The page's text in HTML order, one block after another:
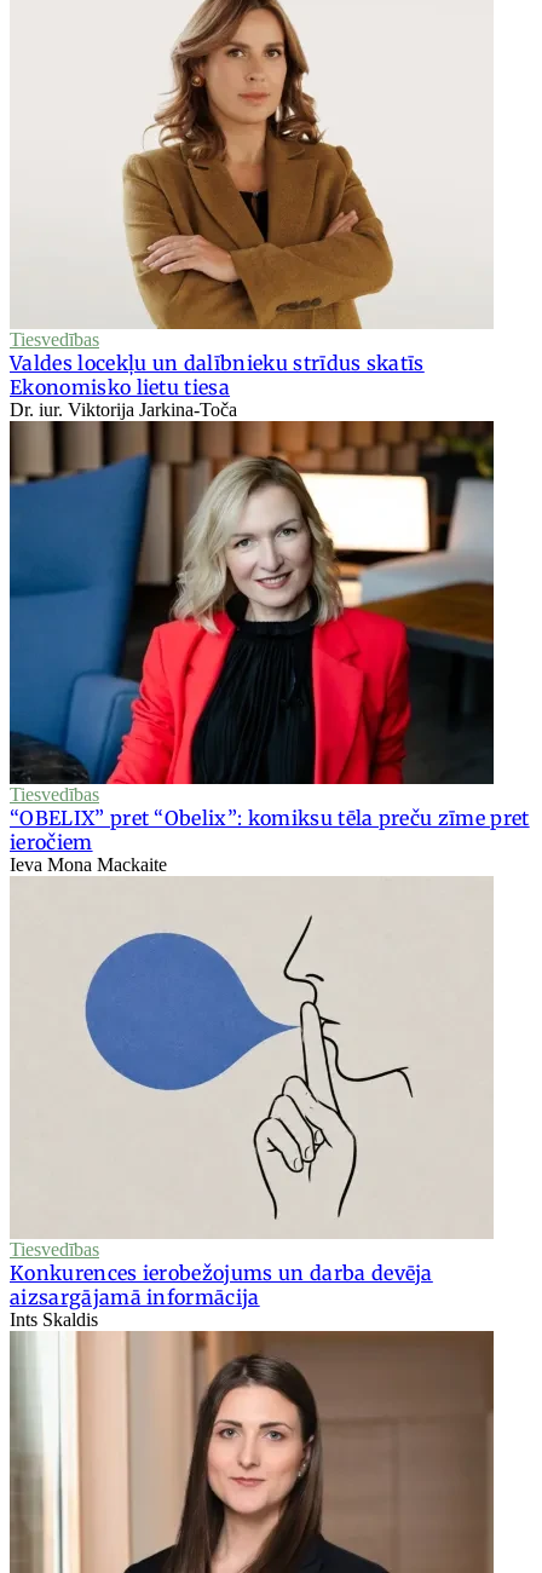
Tiesvedības
Valdes locekļu un dalībnieku strīdus skatīs
Ekonomisko lietu tiesa
Dr. iur. Viktorija Jarkina-Toča
Tiesvedības
“OBELIX” pret “Obelix”: komiksu tēla preču zīme pret
ieročiem
Ieva Mona Mackaite
Tiesvedības
Konkurences ierobežojums un darba devēja
aizsargājamā informācija
Ints Skaldis